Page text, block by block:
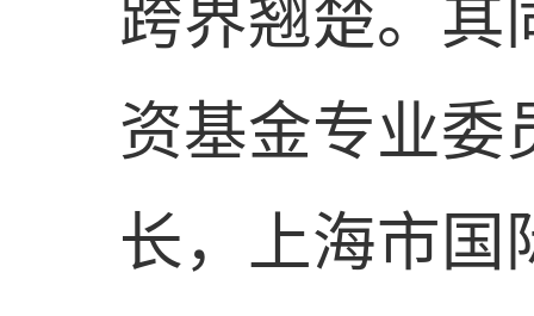
跨界翘楚。其
资基金专业委
长，上海市国